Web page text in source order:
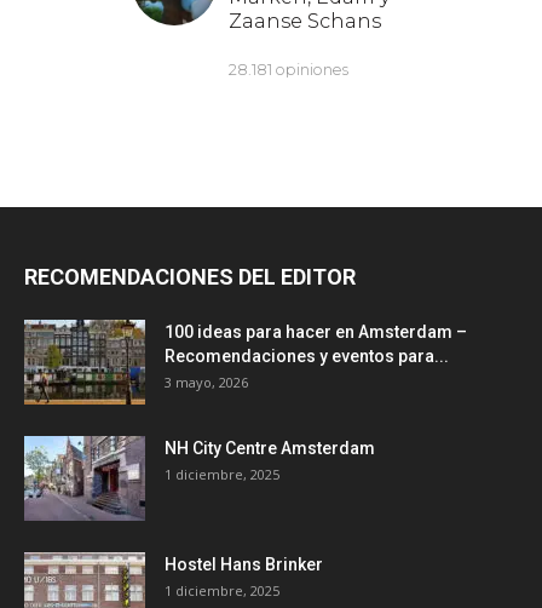
RECOMENDACIONES DEL EDITOR
100 ideas para hacer en Amsterdam –
Recomendaciones y eventos para...
3 mayo, 2026
NH City Centre Amsterdam
1 diciembre, 2025
Hostel Hans Brinker
1 diciembre, 2025